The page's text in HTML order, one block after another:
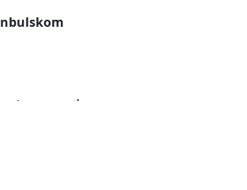
rovnosť